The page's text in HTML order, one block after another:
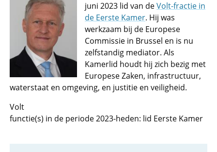
juni 2023 lid van deVolt-fractie in
de Eerste Kamer. Hij was
werkzaam bij de Europese
Commissie in Brussel en is nu
zelfstandig mediator. Als
Kamerlid houdt hij zich bezig met
Europese Zaken, infrastructuur,
waterstaat en omgeving, en justitie en veiligheid.
Volt
functie(s) in de periode 2023-heden: lid Eerste Kamer